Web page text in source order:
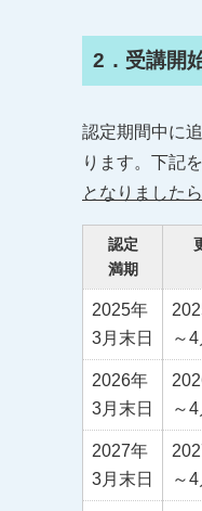
2．受講開
認定期間中に
ります。下記
となりました
認定
満期
2025年
3月末日
～
2026年
3月末日
～
2027年
3月末日
～